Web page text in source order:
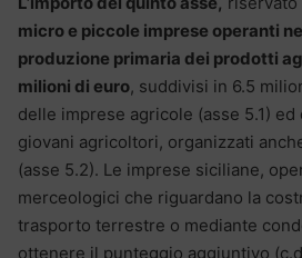
micro e piccole imprese operanti
produzione primaria dei prodotti
milioni di euro, suddivisi in 6.5
delle imprese agricole (asse 5.1)
giovani agricoltori, organizzati
(asse 5.2). Le imprese siciliane,
merceologici che riguardano la
trasporto terrestre o mediante
ottenere il punteggio aggiuntivo